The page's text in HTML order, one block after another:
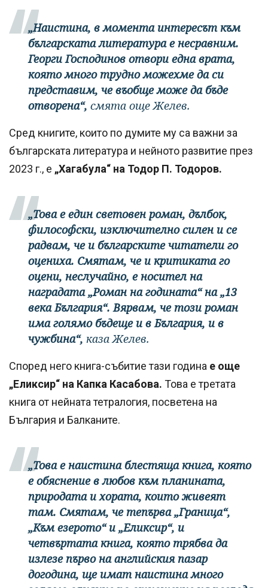
„Наистина, в момента интересът към
българската литература е несравним.
Георги Господинов отвори една врата,
която много трудно можехме да си
представим, че въобще може да бъде
отворена“, смята още Желев.
Сред книгите, които по думите му са важни за
българската литература и нейното развитие през
2023 г., е „Хагабула“ на Тодор П. Тодоров.
„Това е един световен роман, дълбок,
философски, изключително силен и се
радвам, че и българските читатели го
оцениха. Смятам, че и критиката го
оцени, неслучайно, е носител на
наградата „Роман на годината“ на „13
века България“. Вярвам, че този роман
има голямо бъдеще и в България, и в
чужбина“, каза Желев.
Според него книга-събитие тази година е още
„Еликсир“ на Капка Касабова. Това е третата
книга от нейната тетралогия, посветена на
България и Балканите.
„Това е наистина блестяща книга, която
е обяснение в любов към планината,
природата и хората, които живеят
там. Смятам, че тепърва „Граница“,
„Към езерото“ и „Еликсир“, и
четвъртата книга, която трябва да
излезе първо на английския пазар
догодина, ще имат наистина много